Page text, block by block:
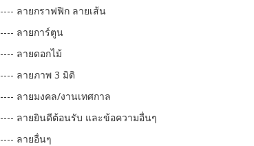
---- ลายกราฟฟิก ลายเส้น
---- ลายการ์ตูน
---- ลายดอกไม้
---- ลายภาพ 3 มิติ
---- ลายมงคล/งานเทศกาล
---- ลายยินดีต้อนรับ และข้อความอื่นๆ
---- ลายอื่นๆ